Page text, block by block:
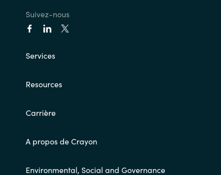
Suivez-nous
Services
Resources
Carrière
A propos de Crayon
Environmental, Social and Governance